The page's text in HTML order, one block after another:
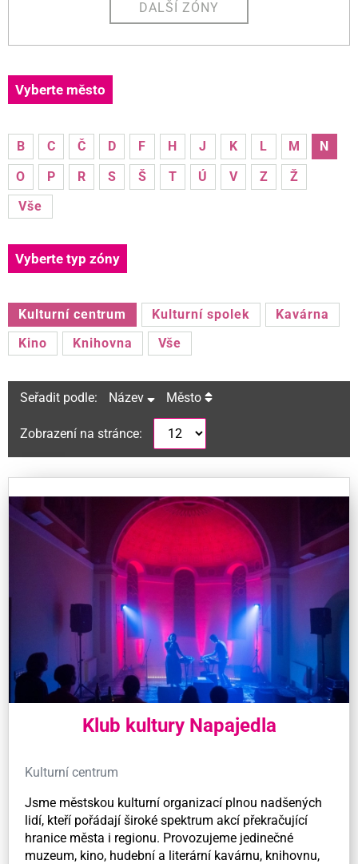
DALŠÍ ZÓNY
Vyberte město
B C Č D F H J K L M
N
O
P R S Š T Ú V Z
Ž
Vše
Vyberte typ zóny
Kulturní centrum Kulturní spolek
Kavárna
Kino
Knihovna Vše
Seřadit podle: Název Město
Zobrazení na stránce:
Klub kultury Napajedla
Kulturní centrum
Jsme městskou kulturní organizací plnou nadšených
lidí, kteří pořádají široké spektrum akcí překračující
hranice města i regionu. Provozujeme jedinečné
muzeum, kino, hudební a literární kavárnu, knihovnu,